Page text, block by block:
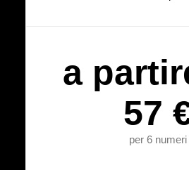
a
57
per 6 numeri